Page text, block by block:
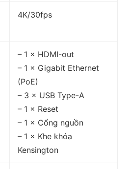
4K/30fps
– 1 × HDMI-out
– 1 × Gigabit Ethernet
(PoE)
– 3 × USB Type-A
– 1 × Reset
– 1 × Cổng nguồn
– 1 × Khe khóa
Kensington